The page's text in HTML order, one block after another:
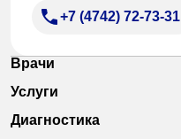
+7 (4742) 72-73-31
Врачи
Услуги
Диагностика